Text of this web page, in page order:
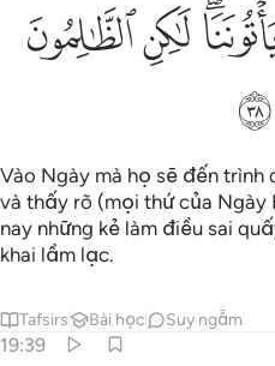
اليوم في ضلال مبين ٣٨
ٱلظَّـٰلِمُونَ ٱلْيَوْمَ فِى ضَلَـٰلٍۢ
ﳚﳛ
ﳠ
Vào Ngày mà họ sẽ đến trình
và thấy rõ (mọi thứ của Ngày
nay những kẻ làm điều sai
khai lầm lạc.
Tafsirs Bài học Suy ngẫm
19:39